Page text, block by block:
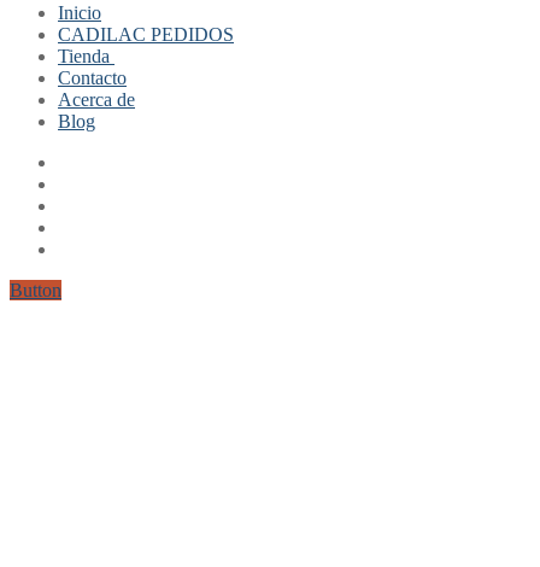
Inicio
CADILAC PEDIDOS
Tienda
Mi cuenta
Finalizar compra
Contacto
Acerca de
Blog
Button